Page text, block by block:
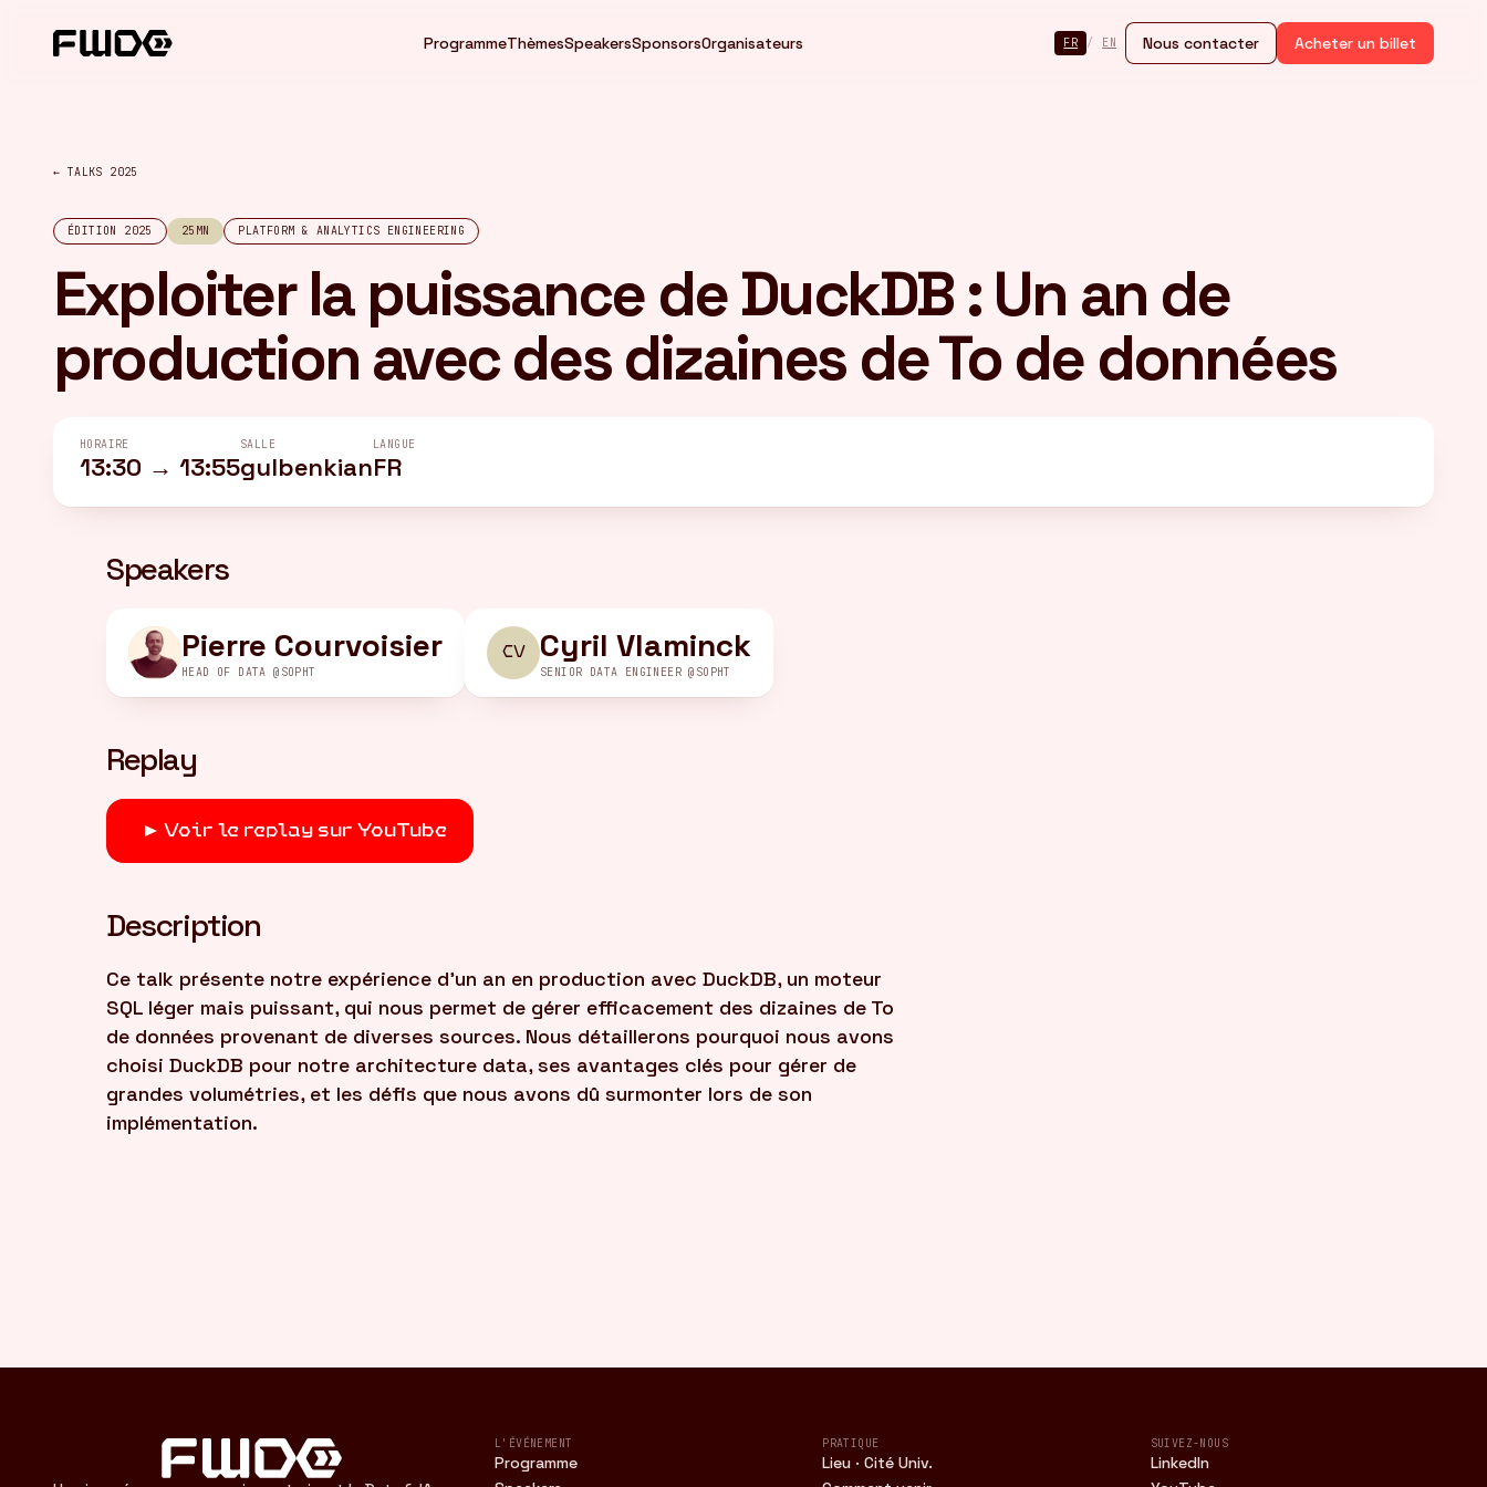
ProgrammeThèmesSpeakersSponsorsOrganisateurs FR / EN Nous contacter Acheter un billet
← TALKS 2025
ÉDITION 2025 25MN PLATFORM & ANALYTICS ENGINEERING
Exploiter la puissance de DuckDB : Un an de
production avec des dizaines de To de données
HORAIRE
13:30 → 13:55
SALLE
gulbenkian
LANGUE
FR
Speakers
Pierre Courvoisier
HEAD OF DATA @SOPHT
CV Cyril Vlaminck
SENIOR DATA ENGINEER @SOPHT
Replay
Voir le replay sur YouTube
Description
Ce talk présente notre expérience d'un an en production avec DuckDB, un moteur
SQL léger mais puissant, qui nous permet de gérer efficacement des dizaines de To
de données provenant de diverses sources. Nous détaillerons pourquoi nous avons
choisi DuckDB pour notre architecture data, ses avantages clés pour gérer de
grandes volumétries, et les défis que nous avons dû surmonter lors de son
implémentation.
L'ÉVÉNEMENT
Programme
PRATIQUE
Lieu · Cité Univ.
SUIVEZ-NOUS
LinkedIn